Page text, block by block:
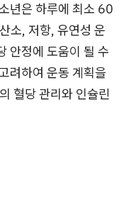
년은 하루에 최소 60
소, 저항, 유연성 운
안정에 도움이 될 수
려하여 운동 계획을
혈당 관리와 인슐린